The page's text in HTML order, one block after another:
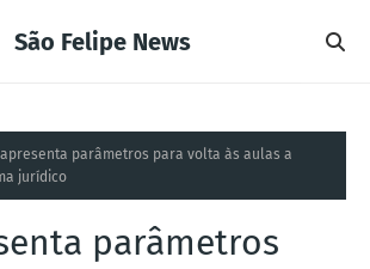
São Felipe News
apresenta parâmetros para volta às aulas a
jurídico
parâmetros